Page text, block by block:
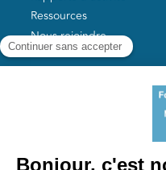
Ressources
Nous rejoindre
Aide aux survivants de la